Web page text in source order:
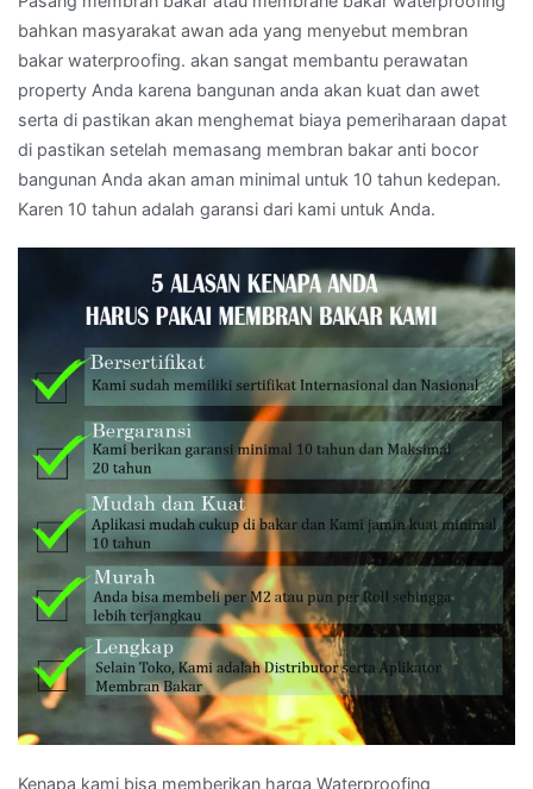
bahkan masyarakat awan ada yang menyebut membran
bakar waterproofing. akan sangat membantu perawatan
property Anda karena bangunan anda akan kuat dan awet
serta di pastikan akan menghemat biaya pemeriharaan dapat
di pastikan setelah memasang membran bakar anti bocor
bangunan Anda akan aman minimal untuk 10 tahun kedepan.
Karen 10 tahun adalah garansi dari kami untuk Anda.
Kenapa kami bisa memberikan harga Waterproofing